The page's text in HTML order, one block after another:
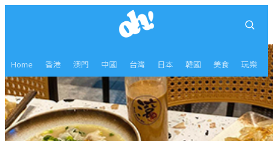
Home 香港 澳門 中國 台灣 日本 韓國 美食 玩樂